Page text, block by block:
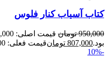
کتاب آسیاب کنار فلوس
950,000 تومان
بود.807,000 تومانقیمت فعلی: 807,000 تومان.
-10%